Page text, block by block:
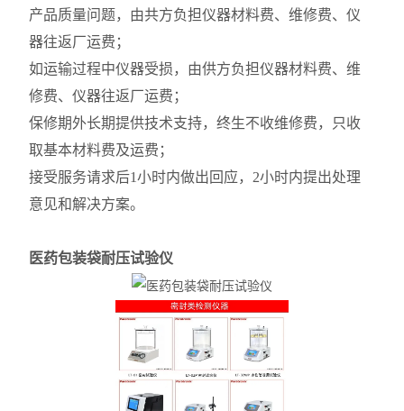
产品质量问题，由共方负担仪器材料费、维修费、仪
器往返厂运费；
如运输过程中仪器受损，由供方负担仪器材料费、维
修费、仪器往返厂运费；
保修期外长期提供技术支持，终生不收维修费，只收
取基本材料费及运费；
接受服务请求后1小时内做出回应，2小时内提出处理
意见和解决方案。
医药包装袋耐压试验仪